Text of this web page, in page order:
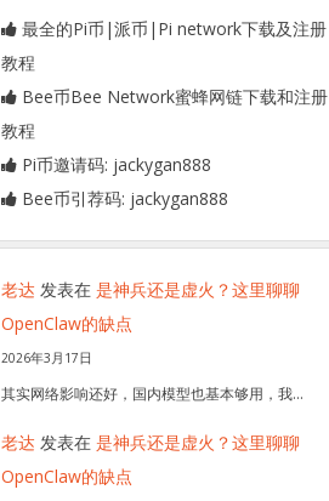
最全的Pi币|派币|Pi network下载及注册
教程
Bee币Bee Network蜜蜂网链下载和注册
教程
Pi币邀请码: jackygan888
Bee币引荐码: jackygan888
老达 发表在 是神兵还是虚火？这里聊聊
OpenClaw的缺点
2026年3月17日
其实网络影响还好，国内模型也基本够用，我…
老达 发表在 是神兵还是虚火？这里聊聊
OpenClaw的缺点